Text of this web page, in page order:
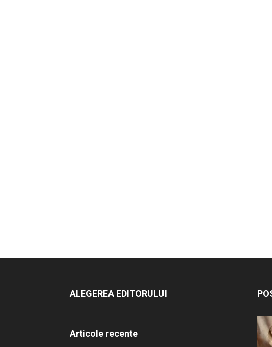
ALEGEREA EDITORULUI
Articole recente